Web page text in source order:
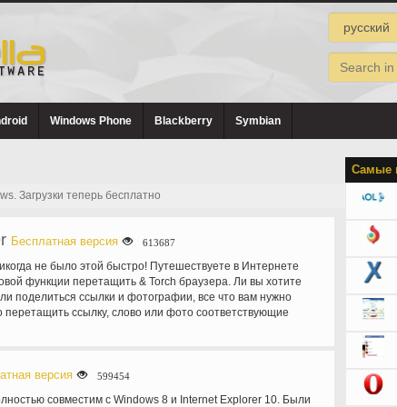
Windows Phone Blackberry Symbian
Загрузки теперь бесплатно
Бесплатная версия 613687
не было этой быстро! Путешествуете в Интернете
функции перетащить & Torch браузера. Ли вы хотите
поделиться ссылки и фотографии, все что вам нужно
перетащить ссылку, слово или фото соответствующие
в использовании и управление задачами загрузки
версия 599454
совместим с Windows 8 и Internet Explorer 10. Были
Самые